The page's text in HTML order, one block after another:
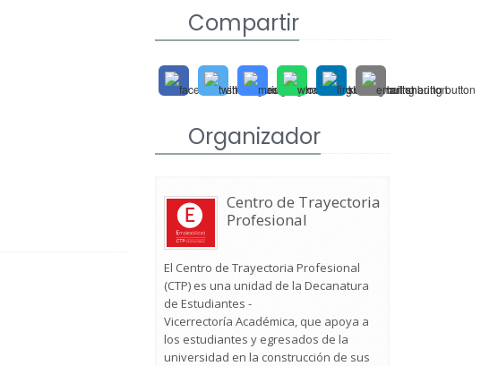
Compartir
Organizador
Centro de Trayectoria
Profesional
El Centro de Trayectoria Profesional
(CTP) es una unidad de la Decanatura
de Estudiantes -
Vicerrectoría Académica, que apoya a
los estudiantes y egresados de la
universidad en la construcción de sus